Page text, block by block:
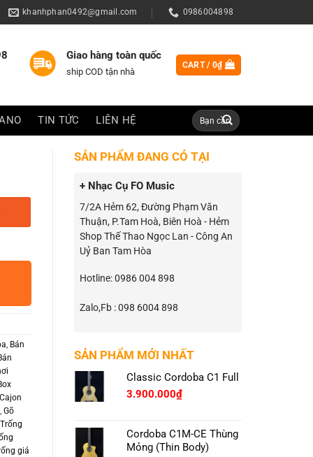
khanhphan0492@gmail.com 0986004898
Giao hàng toàn quốc
ship COD tận nhà
CART / 0₫
TIN TỨC LIÊN HỆ
Search
for:
SẢN PHẨM ĐANG CÓ TẠI
+ Nhạc Cụ FO Music
7/2A Hẻm 62, Đường Phạm Văn
Thuận, P.Tam Hoà, Biên Hoà - Hẻm
Shop Thế Thao Ngọc Lan - Công An
Uỷ Ban Tam Hòa
Hotline: 0986 004 898
Zalo,Fb : 098 6004 898
SẢN PHẨM MỚI NHẤT
Classic Cordoba C1 Full
3.900.000₫
Cordoba C1M-CE Thùng
Mỏng (Thin Body)
, Bán
Cajon
,Gõ
giá